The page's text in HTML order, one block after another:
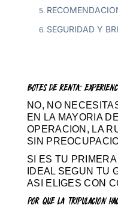
SEGURIDAD Y
BOTES DE RENTA:
NO, NO
EN LA MAYORIA
OPERACION, LA
SIN
SI ES TU
IDEAL SEGUN TU
ASI ELIGES CON
POR QUE LA TRIPULACION